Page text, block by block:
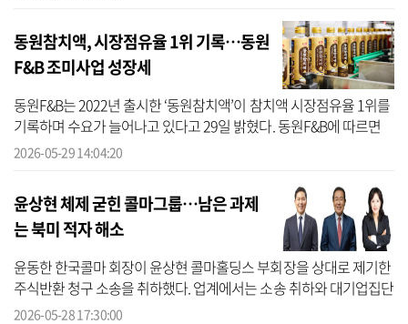
동원참치액, 시장점유율 1위 기록…동원
F&B 조미사업 성장세
동원F&B는 2022년 출시한 ‘동원참치액’이 참치액 시장점유율 1위를
기록하며 수요가 늘어나고 있다고 29일 밝혔다. 동원F&B에 따르면
동원참치액은 2024년 한 해 동안에만 매출이 50% 이상 증가하는 등
2026-05-29 14:04:20
윤상현 체제 굳힌 콜마그룹…남은 과제
는 북미 적자 해소
윤동한 한국콜마 회장이 윤상현 콜마홀딩스 부회장을 상대로 제기한
주식반환 청구 소송을 취하했다. 업계에서는 소송 취하와 대기업집단
동일인 지정과 맞물리며 윤상현 중심의 지배구조가 더욱 공고해졌다
2026-05-28 17:30:00